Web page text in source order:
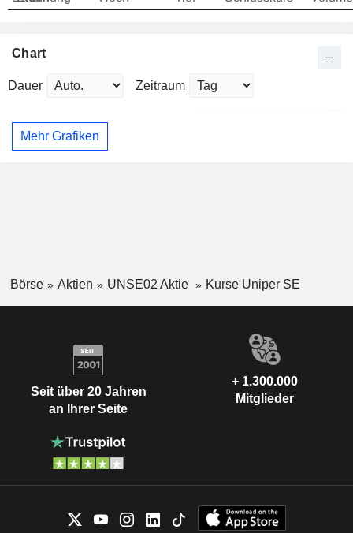
Chart
Dauer Zeitraum
Mehr Grafiken
Börse Aktien UNSE02 Aktie Kurse Uniper SE
Seit über 20 Jahren
an Ihrer Seite
+ 1.300.000
Mitglieder